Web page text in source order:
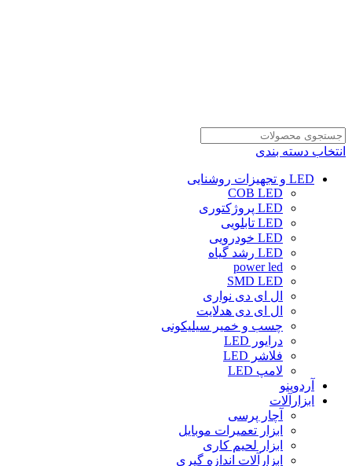
انتخاب دسته بندی
LED و تجهیزات روشنایی
COB LED
LED پروژکتوری
LED تابلویی
LED خودرویی
LED رشد گیاه
power led
SMD LED
ال ای دی نواری
ال ای دی هدلایت
چسب و خمیر سیلیکونی
درایور LED
فلاشر LED
لامپ LED
آردوینو
ابزارآلات
آچار پرسی
ابزار تعمیرات موبایل
ابزار لحیم کاری
ابزارآلات اندازه گیری